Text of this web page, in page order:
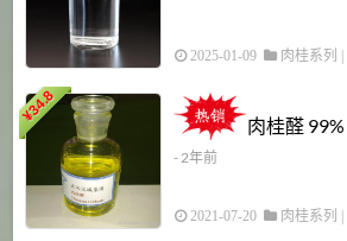
2025-01-09 肉桂系列
¥
34.8
肉桂醛 99%
- 2年前
2021-07-20 肉桂系列